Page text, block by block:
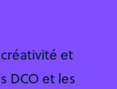
et
DCO et les